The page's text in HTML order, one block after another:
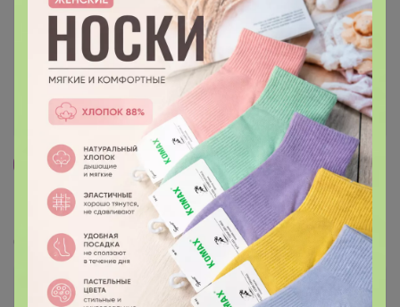
Спеццио- натуральные специи и приправы
Стоп 14 августа